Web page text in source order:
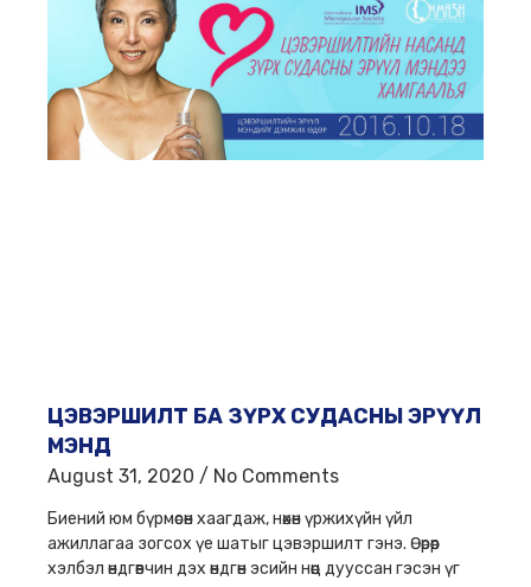
ЦЭВЭРШИЛТ БА ЗҮРХ СУДАСНЫ ЭРҮҮЛ
МЭНД
August 31, 2020 No Comments
Биений юм бүрмөсөн хаагдаж, нөхөн үржихүйн үйл
ажиллагаа зогсох үе шатыг цэвэршилт гэнэ. Өөрөөр
хэлбэл өндгөвчин дэх өндгөн эсийн нөөц дууссан гэсэн үг